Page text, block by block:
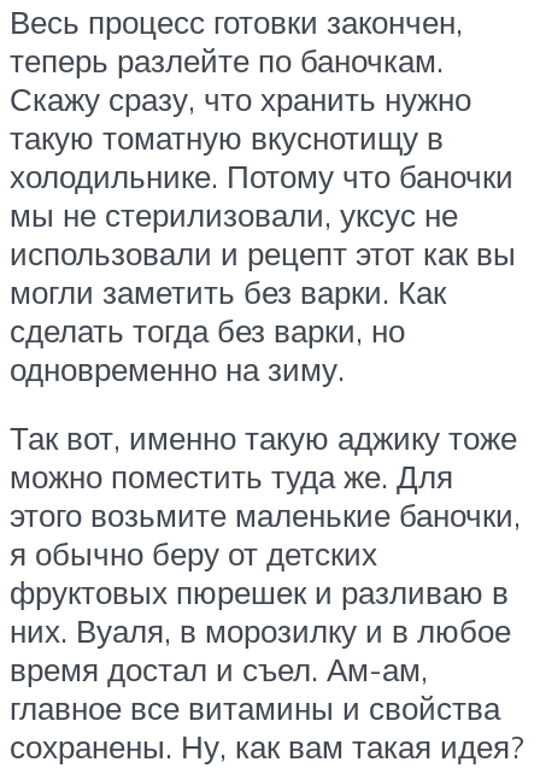
Весь процесс готовки закончен,
теперь разлейте по баночкам.
Скажу сразу, что хранить нужно
такую томатную вкуснотищу в
холодильнике. Потому что баночки
мы не стерилизовали, уксус не
использовали и рецепт этот как вы
могли заметить без варки. Как
сделать тогда без варки, но
одновременно на зиму.
Так вот, именно такую аджику тоже
можно поместить туда же. Для
этого возьмите маленькие баночки,
я обычно беру от детских
фруктовых пюрешек и разливаю в
них. Вуаля, в морозилку и в любое
время достал и съел. Ам-ам,
главное все витамины и свойства
сохранены. Ну, как вам такая идея?